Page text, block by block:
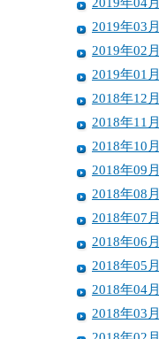
2019年03月
2019年02月
2019年01月
2018年12月
2018年11月
2018年10月
2018年09月
2018年08月
2018年07月
2018年06月
2018年05月
2018年04月
2018年03月